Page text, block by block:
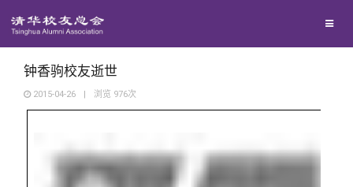
捐赠项目
媒体平台
钟香驹校友逝世
2015-04-26 | 浏览 976次